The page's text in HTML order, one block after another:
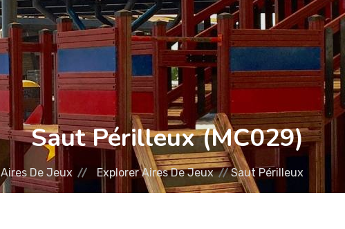
Saut Périlleux (MC029)
Aires De Jeux Explorer Aires De Jeux Saut Périlleux